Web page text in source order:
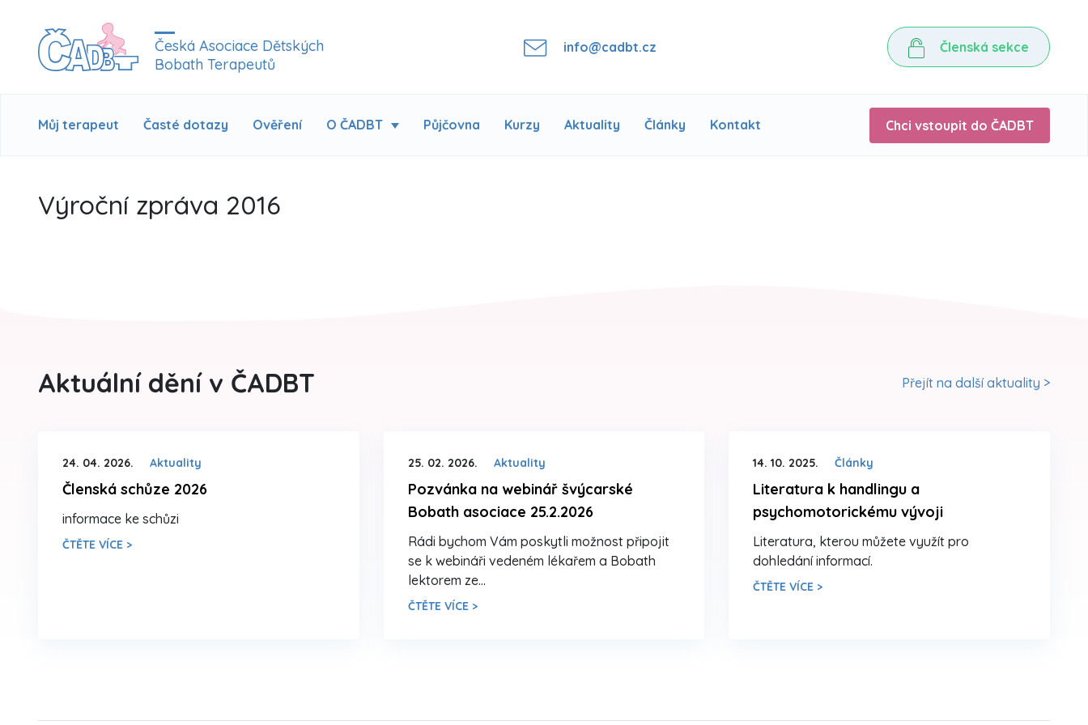
Česká Asociace Dětských
Bobath Terapeutů
info@cadbt.cz Členská sekce
Můj terapeut Časté dotazy Ověření O ČADBT Půjčovna Kurzy Aktuality Články Kontakt Chci vstoupit do ČADBT
Výroční zpráva 2016
Aktuální dění v ČADBT Přejít na další aktuality >
24. 04. 2026. Aktuality
Členská schůze 2026
informace ke schůzi
ČTĚTE VÍCE >
25. 02. 2026. Aktuality
Pozvánka na webinář švýcarské
Bobath asociace 25.2.2026
Rádi bychom Vám poskytli možnost připojit
se k webináři vedeném lékařem a Bobath
lektorem ze…
ČTĚTE VÍCE >
14. 10. 2025. Články
Literatura k handlingu a
psychomotorickému vývoji
Literatura, kterou můžete využít pro
dohledání informací.
ČTĚTE VÍCE >